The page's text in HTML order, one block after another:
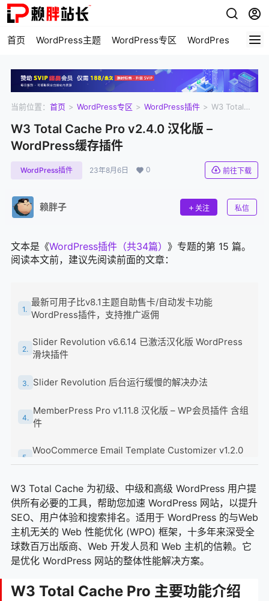
首页 WordPress主题 WordPress专区 WordPress美化
当前位置： 首页 > WordPress专区 > WordPress插件 > W3 Total
W3 Total Cache Pro v2.4.0 汉化版 –
WordPress缓存插件
WordPress插件 23年8月6日 0 前往下载
赖胖子 关注 私信
文本是《WordPress插件（共34篇） 》专题的第 15 篇。
阅读本文前，建议先阅读前面的文章：
1.
最新可用子比v8.1主题自助售卡/自动发卡功能
WordPress插件，支持推广返佣
2.
Slider Revolution v6.6.14 已激活汉化版 WordPress
滑块插件
3. Slider Revolution 后台运行缓慢的解决办法
4.
MemberPress Pro v1.11.8 汉化版 – WP会员插件 含组
件
5.
WooCommerce Email Template Customizer v1.2.0
邮件模板定制
6.
WP Mail SMTP Pro v3.8.1 已激活中文版 –
WordPress邮件发送插件
7.
Neve Pro Addon v2.6.5 已激活版 – Neve主题高级插
件
WP Rocket v3.14.2 已激活中文版 – WordPress缓存插
W3 Total Cache 为初级、中级和高级 WordPress 用户提
供所有必要的工具，帮助您加速 WordPress 网站，以提升
SEO、用户体验和搜索排名。适用于 WordPress 的与Web
主机无关的 Web 性能优化 (WPO) 框架，十多年来深受全
球数百万出版商、Web 开发人员和 Web 主机的信赖。它
是优化 WordPress 网站的整体性能解决方案。
W3 Total Cache Pro 主要功能介绍